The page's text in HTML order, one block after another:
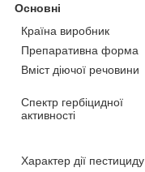
Основні
Країна виробник
Препаративна форма
Вміст діючої речовини
Спектр гербіцидної
активності
Характер дії пестициду